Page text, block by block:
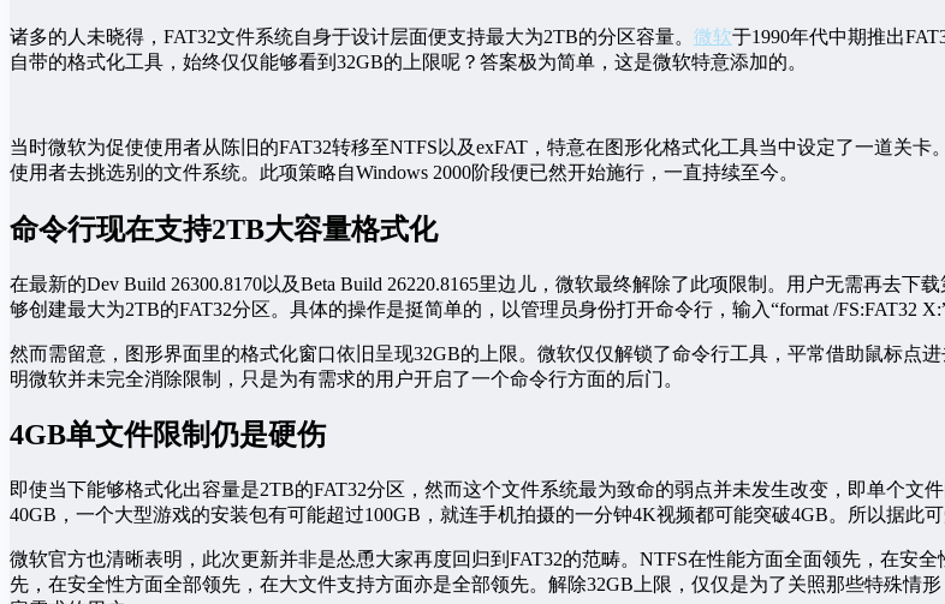
诸多的人未晓得，FAT32文件系统自身于设计层面便支持最大为2TB的分区容量。 微软于1990年代中期推出
自带的格式化工具，始终仅仅能够看到32GB的上限呢？答案极为简单，这是微软特意添加的。
当时微软为促使使用者从陈旧的FAT32转移至NTFS以及exFAT，特意在图形化格式化工具当中设定了一道关
使用者去挑选别的文件系统。此项策略自Windows 2000阶段便已然开始施行，一直持续至今。
命令行现在支持2TB大容量格式化
在最新的Dev Build 26300.8170以及Beta Build 26220.8165里边儿，微软最终解除了此项限制。用户无需再去
够创建最大为2TB的FAT32分区。具体的操作是挺简单的，以管理员身份打开命令行，输入“format /FS:FAT32
然而需留意，图形界面里的格式化窗口依旧呈现32GB的上限。微软仅仅解锁了命令行工具，平常借助鼠标点
明微软并未完全消除限制，只是为有需求的用户开启了一个命令行方面的后门。
4GB单文件限制仍是硬伤
即使当下能够格式化出容量是2TB的FAT32分区，然而这个文件系统最为致命的弱点并未发生改变，即单个文
40GB，一个大型游戏的安装包有可能超过100GB，就连手机拍摄的一分钟4K视频都可能突破4GB。所以据此
微软官方也清晰表明，此次更新并非是怂恿大家再度回归到FAT32的范畴。NTFS在性能方面全面领先，在安
先，在安全性方面全部领先，在大文件支持方面亦是全部领先。解除32GB上限，仅仅是为了关照那些特殊情